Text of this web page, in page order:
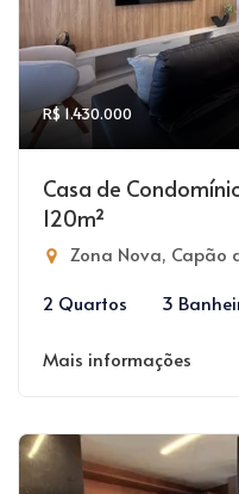
R$ 1.430.000
Casa de
120m²
Zona Nova, Capão
2 Quartos
3
Mais informações